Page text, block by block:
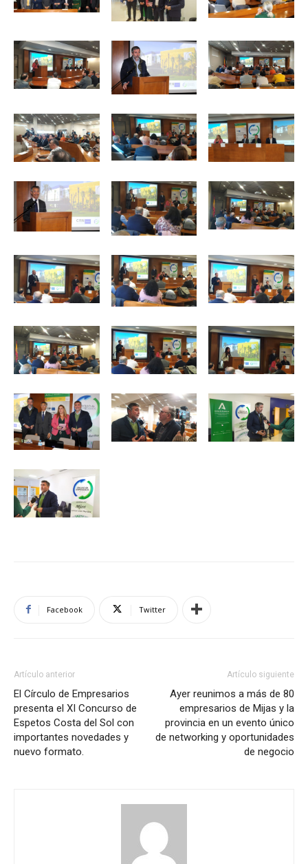
Facebook Twitter
Artículo anterior
El Círculo de Empresarios
presenta el XI Concurso de
Espetos Costa del Sol con
importantes novedades y
nuevo formato.
Artículo siguiente
Ayer reunimos a más de 80
empresarios de Mijas y la
provincia en un evento único
de networking y oportunidades
de negocio